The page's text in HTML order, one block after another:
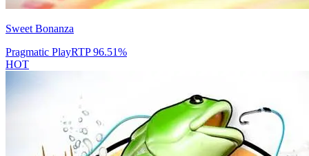
Sweet Bonanza
Pragmatic PlayRTP96.51%
HOT